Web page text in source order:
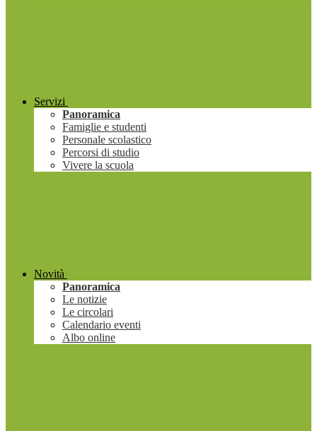
Servizi
Panoramica
Famiglie e studenti
Personale scolastico
Percorsi di studio
Vivere la scuola
Novità
Panoramica
Le notizie
Le circolari
Calendario eventi
Albo online